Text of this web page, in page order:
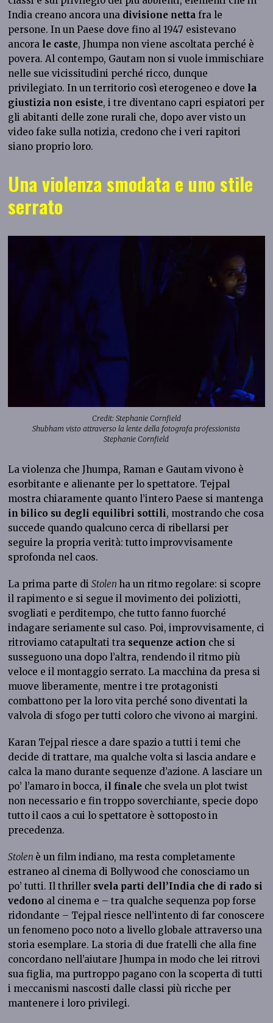
India creano ancora una divisione netta fra le
persone. In un Paese dove fino al 1947 esistevano
ancora le caste, Jhumpa non viene ascoltata perché è
povera. Al contempo, Gautam non si vuole immischiare
nelle sue vicissitudini perché ricco, dunque
privilegiato. In un territorio così eterogeneo e dove la
giustizia non esiste, i tre diventano capri espiatori per
gli abitanti delle zone rurali che, dopo aver visto un
video fake sulla notizia, credono che i veri rapitori
siano proprio loro.
Una violenza smodata e uno stile
serrato
Credit: Stephanie Cornfield
Shubham visto attraverso la lente della fotografa professionista
Stephanie Cornfield
La violenza che Jhumpa, Raman e Gautam vivono è
esorbitante e alienante per lo spettatore. Tejpal
mostra chiaramente quanto l’intero Paese si mantenga
in bilico su degli equilibri sottili, mostrando che cosa
succede quando qualcuno cerca di ribellarsi per
seguire la propria verità: tutto improvvisamente
sprofonda nel caos.
La prima parte diStolenha un ritmo regolare: si scopre
il rapimento e si segue il movimento dei poliziotti,
svogliati e perditempo, che tutto fanno fuorché
indagare seriamente sul caso. Poi, improvvisamente, ci
ritroviamo catapultati tra sequenze action che si
susseguono una dopo l’altra, rendendo il ritmo più
veloce e il montaggio serrato. La macchina da presa si
muove liberamente, mentre i tre protagonisti
combattono per la loro vita perché sono diventati la
valvola di sfogo per tutti coloro che vivono ai margini.
Karan Tejpal riesce a dare spazio a tutti i temi che
decide di trattare, ma qualche volta si lascia andare e
calca la mano durante sequenze d’azione. A lasciare un
po’ l’amaro in bocca, il finale che svela un plot twist
non necessario e fin troppo soverchiante, specie dopo
tutto il caos a cui lo spettatore è sottoposto in
precedenza.
Stolen è un film indiano, ma resta completamente
estraneo al cinema di Bollywood che conosciamo un
po’ tutti. Il thriller svela parti dell’India che di rado si
vedono al cinema e – tra qualche sequenza pop forse
ridondante – Tejpal riesce nell’intento di far conoscere
un fenomeno poco noto a livello globale attraverso una
storia esemplare. La storia di due fratelli che alla fine
concordano nell’aiutare Jhumpa in modo che lei ritrovi
sua figlia, ma purtroppo pagano con la scoperta di tutti
i meccanismi nascosti dalle classi più ricche per
mantenere i loro privilegi.